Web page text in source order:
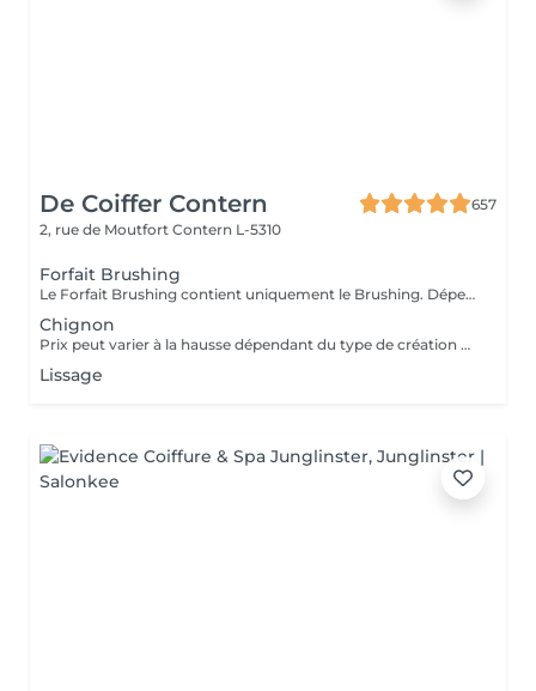
De Coiffer Contern
657
2, rue de Moutfort Contern L-5310
Forfait Brushing
Le Forfait Brushing contient uniquement le Brushing. Dépendant de la longueur des cheveux, le prix peut varier. En cas de questions veuillez appeler au +352 26 35 02 89.
Chignon
Prix peut varier à la hausse dépendant du type de création finalement réalisée.
Lissage